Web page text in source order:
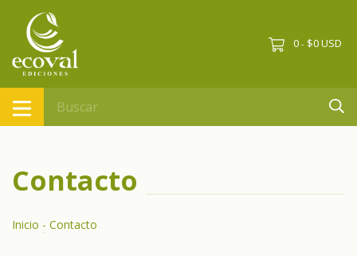
0 - $0 USD
Contacto
Inicio - Contacto